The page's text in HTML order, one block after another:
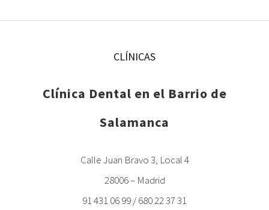
CLÍNICAS
Clínica Dental en el Barrio de
Salamanca
Calle Juan Bravo 3, Local 4
28006 – Madrid
91 431 06 99 / 680 22 37 31